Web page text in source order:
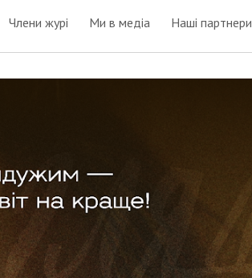
Члени журі Ми в медіа Наші партнери